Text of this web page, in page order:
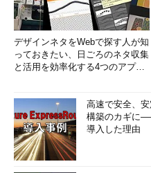
デザインネタをWebで探す人が知
っておきたい、日ごろのネタ収集
と活用を効率化する4つのアプリ
高速で安全、
構築のカギに
導入した理由